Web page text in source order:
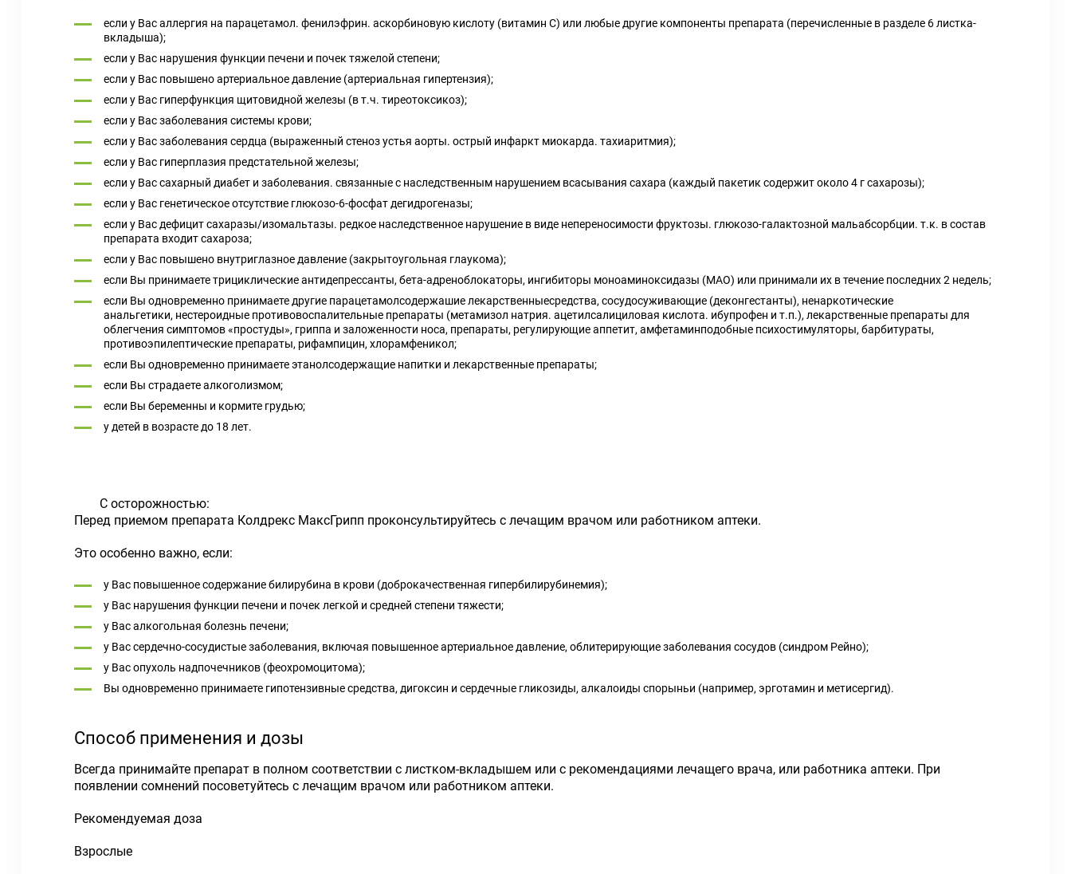
если у Вас аллергия на парацетамол. фенилэфрин. аскорбиновую кислоту (витамин С) или любые другие компоненты препарата (перечисленные в разделе 6 листка-
вкладыша);
если у Вас нарушения функции печени и почек тяжелой степени;
если у Вас повышено артериальное давление (артериальная гипертензия);
если у Вас гиперфункция щитовидной железы (в т.ч. тиреотоксикоз);
если у Вас заболевания системы крови;
если у Вас заболевания сердца (выраженный стеноз устья аорты. острый инфаркт миокарда. тахиаритмия);
если у Вас гиперплазия предстательной железы;
если у Вас сахарный диабет и заболевания. связанные с наследственным нарушением всасывания сахара (каждый пакетик содержит около 4 г сахарозы);
если у Вас генетическое отсутствие глюкозо-6-фосфат дегидрогеназы;
если у Вас дефицит сахаразы/изомальтазы. редкое наследственное нарушение в виде непереносимости фруктозы. глюкозо-галактозной мальабсорбции. т.к. в состав
препарата входит сахароза;
если у Вас повышено внутриглазное давление (закрытоугольная глаукома);
если Вы принимаете трициклические антидепрессанты, бета-адреноблокаторы, ингибиторы моноаминоксидазы (МАО) или принимали их в течение последних 2 недель;
если Вы одновременно принимаете другие парацетамолсодержашие лекарственныесредства, сосудосуживающие (деконгестанты), ненаркотические
анальгетики, нестероидные противовоспалительные препараты (метамизол натрия. ацетилсалициловая кислота. ибупрофен и т.п.), лекарственные препараты для
облегчения симптомов «простуды», гриппа и заложенности носа, препараты, регулирующие аппетит, амфетаминподобные психостимуляторы, барбитураты,
противоэпилептические препараты, рифампицин, хлорамфеникол;
если Вы одновременно принимаете этанолсодержащие напитки и лекарственные препараты;
если Вы страдаете алкоголизмом;
если Вы беременны и кормите грудью;
у детей в возрасте до 18 лет.
С осторожностью:
Перед приемом препарата Колдрекс МаксГрипп проконсультируйтесь с лечащим врачом или работником аптеки.
Это особенно важно, если:
у Вас повышенное содержание билирубина в крови (доброкачественная гипербилирубинемия);
у Вас нарушения функции печени и почек легкой и средней степени тяжести;
у Вас алкогольная болезнь печени;
у Вас сердечно-сосудистые заболевания, включая повышенное артериальное давление, облитерирующие заболевания сосудов (синдром Рейно);
у Вас опухоль надпочечников (феохромоцитома);
Вы одновременно принимаете гипотензивные средства, дигоксин и сердечные гликозиды, алкалоиды спорыньи (например, эрготамин и метисергид).
Способ применения и дозы
Всегда принимайте препарат в полном соответствии с листком-вкладышем или с рекомендациями лечащего врача, или работника аптеки. При
появлении сомнений посоветуйтесь с лечащим врачом или работником аптеки.
Рекомендуемая доза
Взрослые